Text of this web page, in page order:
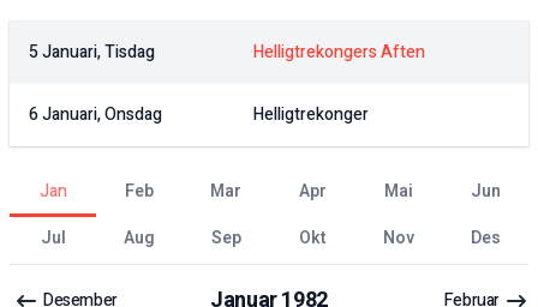
5 Januari, Tisdag Helligtrekongers Aften
6 Januari, Onsdag Helligtrekonger
jan feb mar apr mai
jun
jul
aug sep okt nov des
Desember Februar